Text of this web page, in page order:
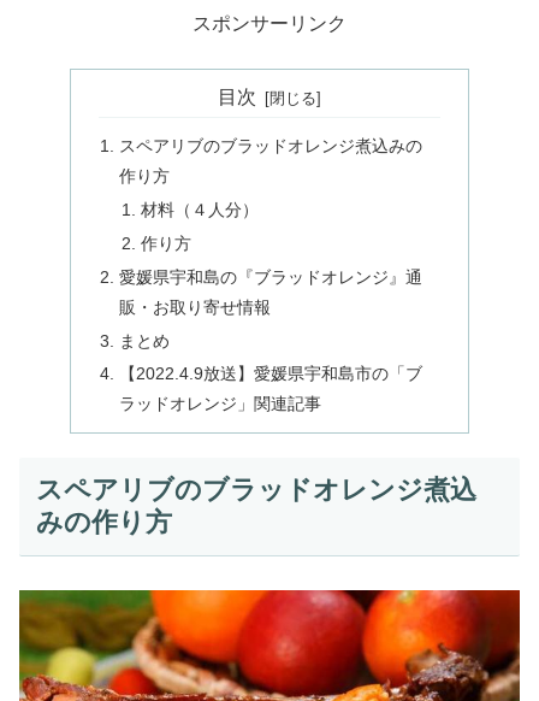
スポンサーリンク
目次
スペアリブのブラッドオレンジ煮込みの
作り方
材料（４人分）
作り方
愛媛県宇和島の『ブラッドオレンジ』通
販・お取り寄せ情報
まとめ
【2022.4.9放送】愛媛県宇和島市の「ブ
ラッドオレンジ」関連記事
スペアリブのブラッドオレンジ煮込
みの作り方